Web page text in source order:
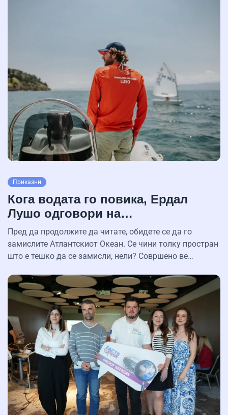
Приказни
Кога водата го повика, Ердал
Лушо одговори на…
Пред да продолжите да читате, обидете се да го
замислите Атлантскиот Океан. Се чини толку простран
што е тешко да се замисли, нели? Совршено ве…